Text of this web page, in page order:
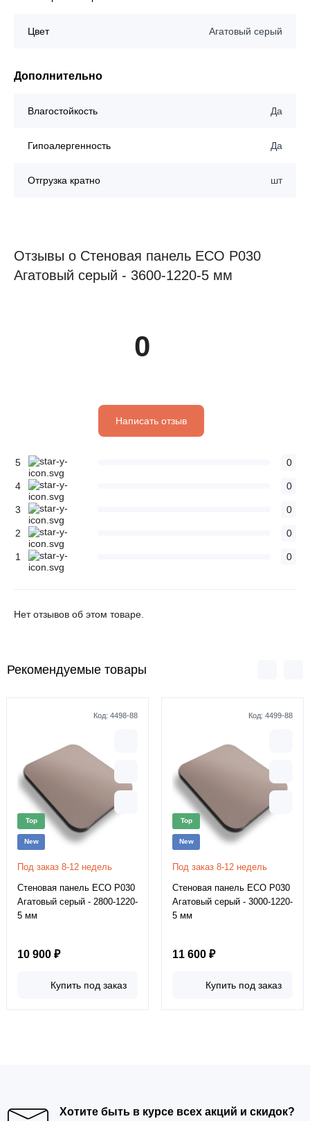
Цвет Агатовый серый
Дополнительно
Влагостойкость Да
Гипоалергенность Да
Отгрузка кратно шт
Отзывы о Стеновая панель ECO P030
Агатовый серый - 3600-1220-5 мм
0
Написать отзыв
5 0
4 0
3 0
2 0
1 0
Нет отзывов об этом товаре.
Рекомендуемые товары
Код: 4498-88
Top
New
Под заказ 8-12 недель
Стеновая панель ECO P030
Агатовый серый - 2800-1220-
5 мм
10 900 ₽
Купить под заказ
Код: 4499-88
Top
New
Под заказ 8-12 недель
Стеновая панель ECO P030
Агатовый серый - 3000-1220-
5 мм
11 600 ₽
Купить под заказ
Хотите быть в курсе всех акций и скидок?